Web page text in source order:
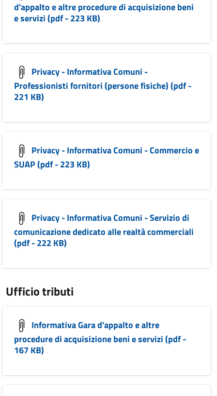
d'appalto e altre procedure di acquisizione beni
e servizi (pdf - 223 KB)
Privacy - Informativa Comuni -
Professionisti fornitori (persone fisiche) (pdf -
221 KB)
Privacy - Informativa Comuni - Commercio e
SUAP (pdf - 223 KB)
Privacy - Informativa Comuni - Servizio di
comunicazione dedicato alle realtà commerciali
(pdf - 222 KB)
Ufficio tributi
Informativa Gara d'appalto e altre
procedure di acquisizione beni e servizi (pdf -
167 KB)